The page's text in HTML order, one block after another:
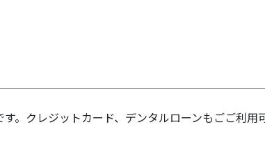
。クレジットカード、デンタルローンもごご利用